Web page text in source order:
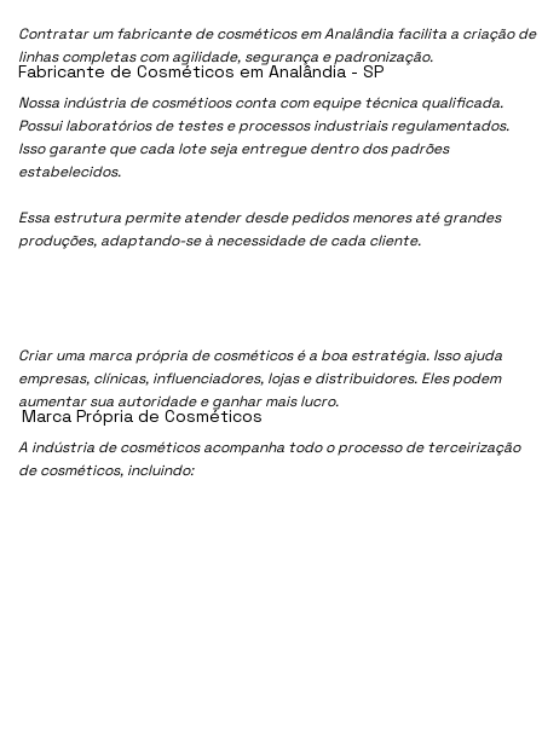
Contratar um fabricante de cosméticos em Analândia facilita a criação de
linhas completas com agilidade, segurança e padronização.
Nossa indústria de cosmétioos conta com equipe técnica qualificada.
Possui laboratórios de testes e processos industriais regulamentados.
Isso garante que cada lote seja entregue dentro dos padrões
estabelecidos.
Essa estrutura permite atender desde pedidos menores até grandes
produções, adaptando-se à necessidade de cada cliente.
Criar uma marca própria de cosméticos é a boa estratégia. Isso ajuda
empresas, clínicas, influenciadores, lojas e distribuidores. Eles podem
aumentar sua autoridade e ganhar mais lucro.
A indústria de cosméticos acompanha todo o processo de terceirização
de cosméticos, incluindo:
Fabricante de Cosméticos em Analândia - SP
Marca Própria de Cosméticos